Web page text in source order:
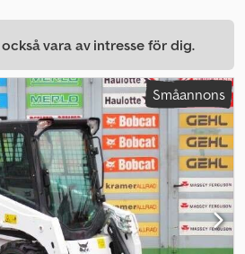
vara av intresse för dig.
Småannons